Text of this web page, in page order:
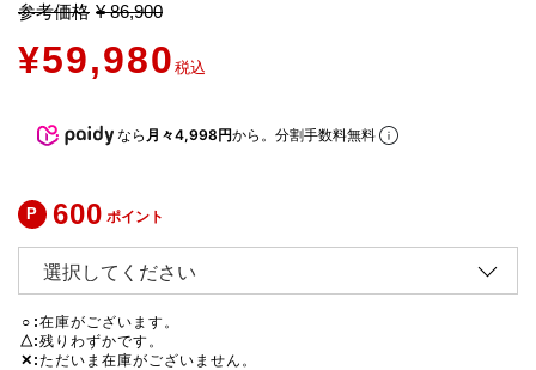
参考価格 ¥ 86,900
¥59,980 税込
なら 月々4,998円から。分割手数料無料
600 ポイント
○ 在庫がございます。
△ 残りわずかです。
✕ ただいま在庫がございません。